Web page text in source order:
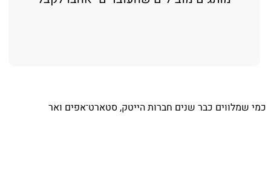
⁨ כמי שמלווים כבר שנים חברות הייטק, סטארט־אפים ואר